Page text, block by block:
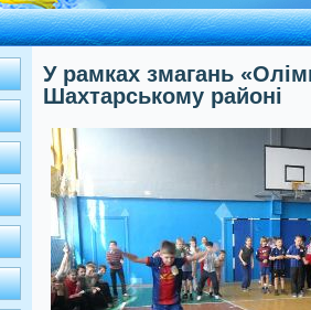
У рамках змагань
Шахтарському районі